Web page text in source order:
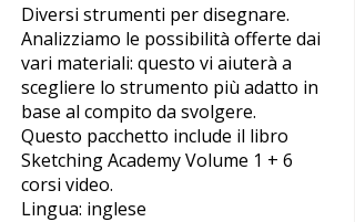
Diversi strumenti per disegnare.
Analizziamo le possibilità offerte dai
vari materiali: questo vi aiuterà a
scegliere lo strumento più adatto in
base al compito da svolgere.
Questo pacchetto include il libro
Sketching Academy Volume 1 + 6
corsi video.
Lingua: inglese